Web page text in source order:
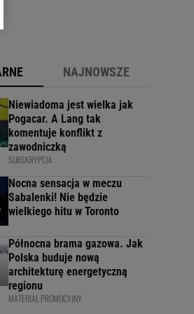
NAJNOWSZE
Niewiadoma jest wielka jak
Pogacar. A Lang tak
komentuje konflikt z
zawodniczką
SUBSKRYPCJA
Nocna sensacja w meczu
Sabalenki! Nie będzie
wielkiego hitu w Toronto
Północna brama gazowa. Jak
Polska buduje nową
architekturę energetyczną
regionu
MATERIAŁ PROMOCYJNY